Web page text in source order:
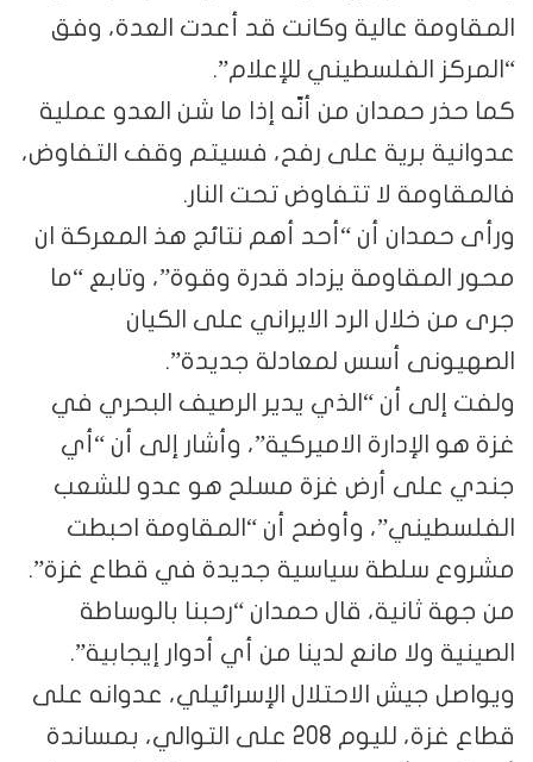
المقاومة عالية وكانت قد أعدت العدة، وفق
“المركز الفلسطيني للإعلام”.
كما حذر حمدان من أنّه إذا ما شن العدو عملية
عدوانية برية على رفح، فسيتم وقف التفاوض،
فالمقاومة لا تتفاوض تحت النار.
ورأى حمدان أن “أحد أهم نتائج هذ المعركة ان
محور المقاومة يزداد قدرة وقوة”، وتابع “ما
جرى من خلال الرد الايراني على الكيان
الصهيونى أسس لمعادلة جديدة”.
ولفت إلى أن “الذي يدير الرصيف البحري في
غزة هو الإدارة الاميركية”، وأشار إلى أن “أي
جندي على أرض غزة مسلح هو عدو للشعب
الفلسطيني”، وأوضح أن “المقاومة احبطت
مشروع سلطة سياسية جديدة في قطاع غزة”.
من جهة ثانية، قال حمدان “رحبنا بالوساطة
الصينية ولا مانع لدينا من أي أدوار إيجابية”.
ويواصل جيش الاحتلال الإسرائيلي، عدوانه على
قطاع غزة، لليوم 208 على التوالي، بمساندة